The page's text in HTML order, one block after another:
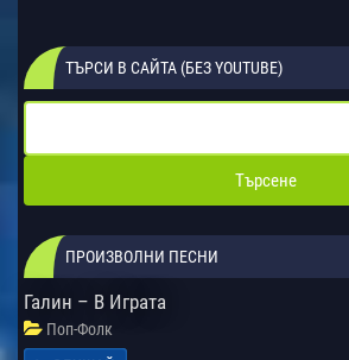
ТЪРСИ В САЙТА (БЕЗ YOUTUBE)
ПРОИЗВОЛНИ ПЕСНИ
Галин – В Играта
Поп-Фолк